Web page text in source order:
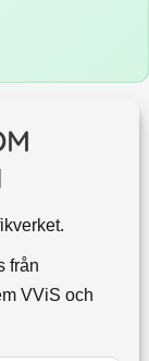
från
VViS och